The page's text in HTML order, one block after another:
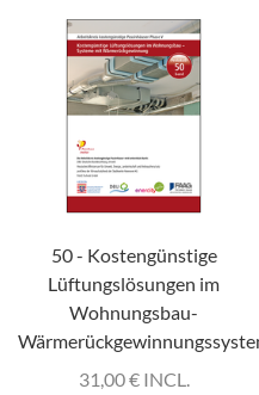
50 - Kostengünstige
Lüftungslösungen im
Wohnungsbau-
31,00€INCL.